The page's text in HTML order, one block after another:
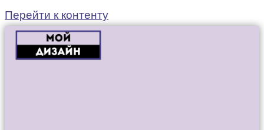
Перейти к контенту